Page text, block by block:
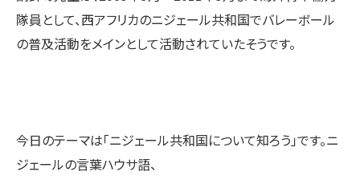
隊員として、西アフリカのニジェール共和国でバレーボール
の普及活動をメインとして活動されていたそうです。
今日のテーマは「ニジェール共和国について知ろう」です。ニ
ジェールの言葉ハウサ語、